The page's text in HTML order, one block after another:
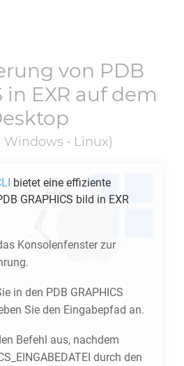
von PDB
in EXR auf dem
Windows • Linux)
bietet eine effiziente
GRAPHICS bild in EXR
Konsolenfenster zur
in den PDB GRAPHICS
Sie den Eingabepfad an.
Befehl aus, nachdem
durch den